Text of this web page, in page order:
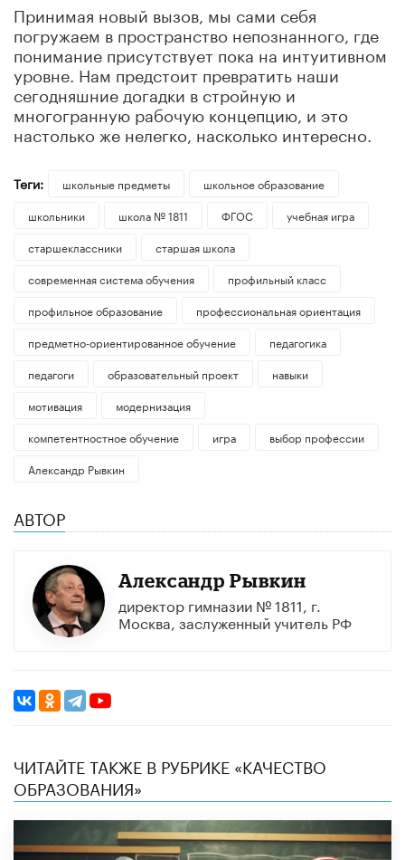
Принимая новый вызов, мы сами себя
погружаем в пространство непознанного, где
понимание присутствует пока на интуитивном
уровне. Нам предстоит превратить наши
сегодняшние догадки в стройную и
многогранную рабочую концепцию, и это
настолько же нелегко, насколько интересно.
Теги: школьные предметы
школьное образование
школьники
школа № 1811 ФГОС
учебная игра
старшеклассники
старшая школа
современная система обучения
профильный класс
профильное образование
профессиональная ориентация
предметно-ориентированное обучение
педагогика
педагоги
образовательный проект
навыки
мотивация
модернизация
компетентностное обучение
игра
выбор профессии
Александр Рывкин
АВТОР
Александр Рывкин
директор гимназии № 1811, г.
Москва, заслуженный учитель РФ
ЧИТАЙТЕ ТАКЖЕ В РУБРИКЕ «КАЧЕСТВО
ОБРАЗОВАНИЯ»